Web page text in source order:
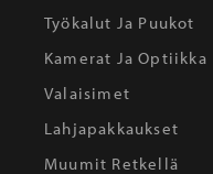
Työkalut Ja Puukot
Kamerat Ja Optiikka
Valaisimet
Lahjapakkaukset
Muumit Retkellä